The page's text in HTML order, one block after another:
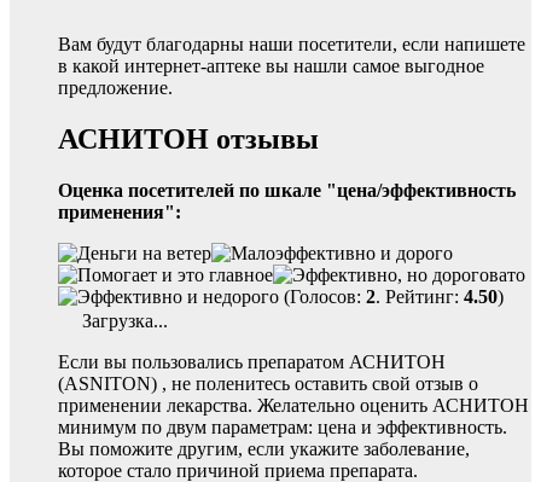
Вам будут благодарны наши посетители, если напишете
в какой интернет-аптеке вы нашли самое выгодное
предложение.
АСНИТОН отзывы
Оценка посетителей по шкале "цена/эффективность
применения":
(Голосов: 2. Рейтинг: 4.50)
Загрузка...
Если вы пользовались препаратом АСНИТОН
(ASNITON) , не поленитесь оставить свой отзыв о
применении лекарства. Желательно оценить АСНИТОН
минимум по двум параметрам: цена и эффективность.
Вы поможите другим, если укажите заболевание,
которое стало причиной приема препарата.